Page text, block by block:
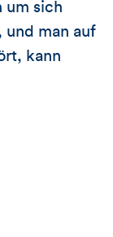
um sich
und man auf
kann